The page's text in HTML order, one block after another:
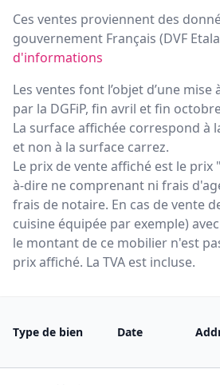
Ces ventes proviennent des
gouvernement Français (DVF
d'informations
Les ventes font l’objet d’une
par la DGFiP, fin avril et fin
La surface affichée correspond à
et non à la surface carrez.
Le prix de vente affiché est le
à-dire ne comprenant ni frais
frais de notaire. En cas de vente
cuisine équipée par exemple)
le montant de ce mobilier n'est
prix affiché. La TVA est incluse.
Type de bien Date